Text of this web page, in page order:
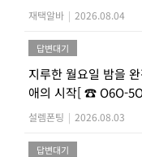
재택알바 | 2026.08.04
답변대기
지루한 월요일 밤을
애의 시작[ ☎ O6O-
설렘폰팅 | 2026.08.03
답변대기